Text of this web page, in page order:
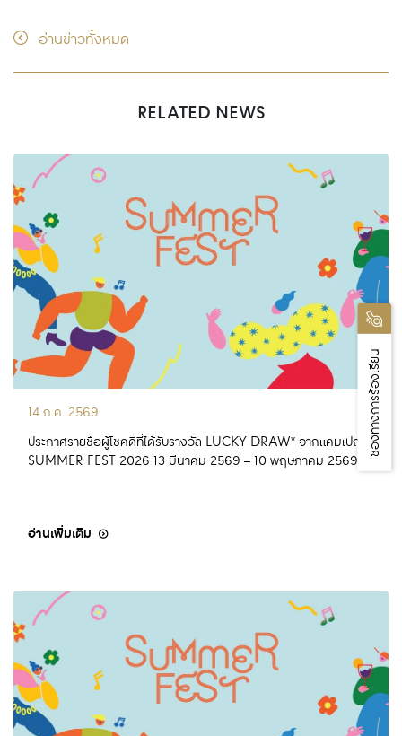
อ่านข่าวทั้งหมด
RELATED NEWS
14 ก.ค. 2569
ประกาศรายชื่อผู้โชคดีที่ได้รับรางวัล LUCKY DRAW* จากแคมเปญ
SUMMER FEST 2026 13 มีนาคม 2569 – 10 พฤษภาคม 2569
อ่านเพิ่มเติม
ช่องทางการร้องเรียน